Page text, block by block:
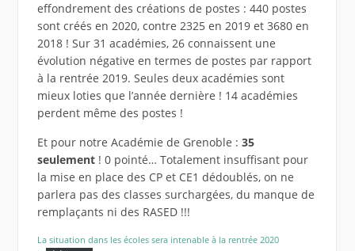
effondrement des créations de postes : 440 postes
sont créés en 2020, contre 2325 en 2019 et 3680 en
2018 ! Sur 31 académies, 26 connaissent une
évolution négative en termes de postes par rapport
à la rentrée 2019. Seules deux académies sont
mieux loties que l’année dernière ! 14 académies
perdent même des postes !
Et pour notre Académie de Grenoble : 35
seulement! 0 pointé… Totalement insuffisant pour
la mise en place des CP et CE1 dédoublés, on ne
parlera pas des classes surchargées, du manque de
remplaçants ni des RASED !!!
La situation dans les écoles sera intenable à la rentrée 2020